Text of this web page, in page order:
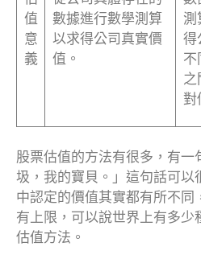
值
意
義
數據進行數學測算
以求得公司真實價
值。
測
得
不
之
對
股票估值的方法有很多，有一
圾，我的寶貝。」這句話可以
中認定的價值其實都有所不同
有上限，可以說世界上有多少
估值方法。